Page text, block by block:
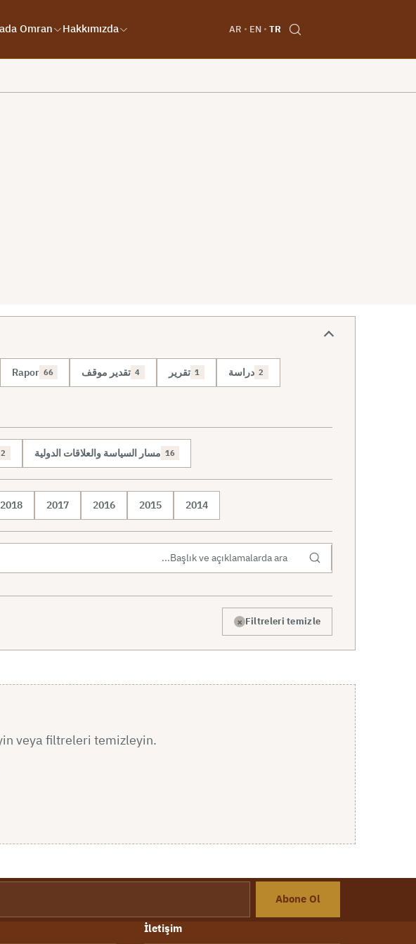
Omran Hakkımızda AR EN TR
Rapor 66 تقدير موقف 4 تقرير 1 دراسة 2
2 مسار السياسة والعلاقات الدولية 16
2018 2017 2016 2015 2014
× Filtreleri temizle
veya filtreleri temizleyin.
Abone Ol
İletişim